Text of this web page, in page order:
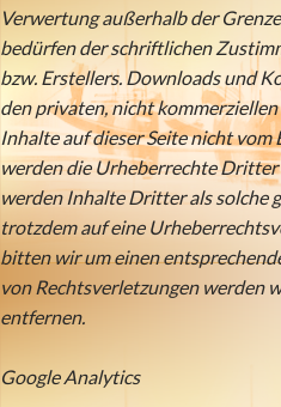
Verwertung außerhalb der
bedürfen der schriftlichen
bzw. Erstellers. Downloads und
den privaten, nicht
Inhalte auf dieser Seite nicht
werden die Urheberrechte
werden Inhalte Dritter als solche
trotzdem auf eine
bitten wir um einen
von Rechtsverletzungen werden
entfernen.
Google Analytics